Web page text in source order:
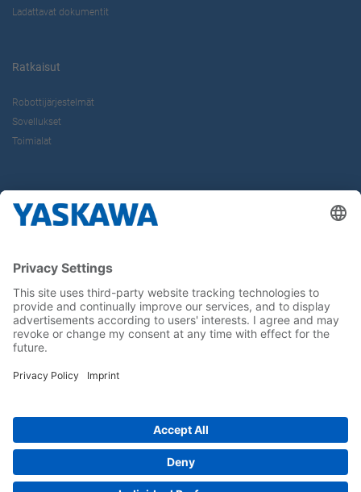
Ladattavat dokumentit
Ratkaisut
Robottijärjestelmät
Sovellukset
Toimialat
Yaskawa työpaikkana
Seuraa meitä..
Koti Yleiset toimitus- ja maksuehdot